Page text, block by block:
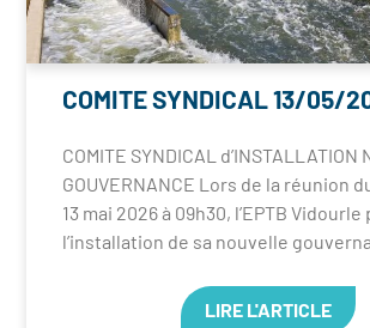
COMITE SYNDICAL 13/05/
COMITE SYNDICAL d’INSTALLATION
GOUVERNANCE Lors de la réunion
13 mai 2026 à 09h30, l’EPTB
l’installation de sa nouvelle
LIRE L'ARTICLE